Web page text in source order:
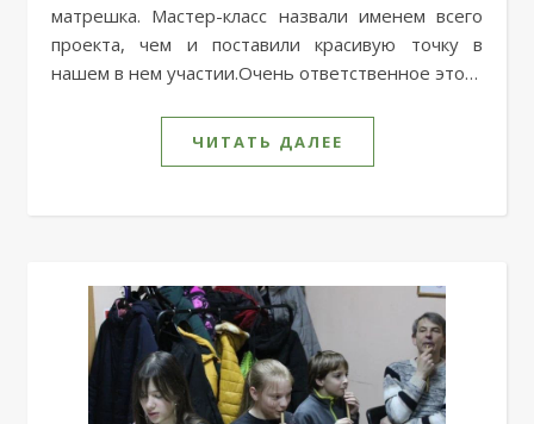
матрешка. Мастер-класс назвали именем всего
проекта, чем и поставили красивую точку в
нашем в нем участии.Очень ответственное это…
ЧИТАТЬ ДАЛЕЕ